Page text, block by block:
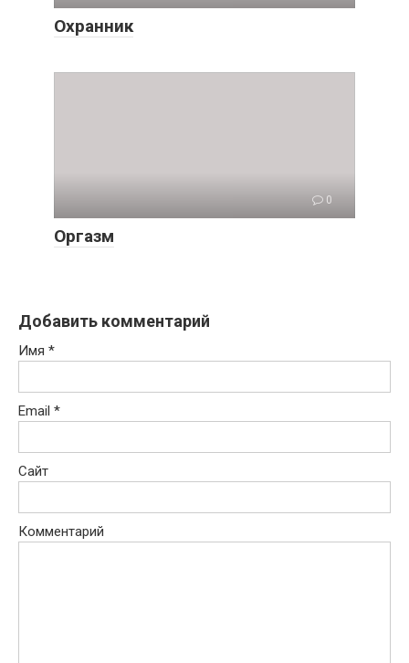
Охранник
0
Оргазм
Добавить комментарий
Имя *
Email *
Сайт
Комментарий